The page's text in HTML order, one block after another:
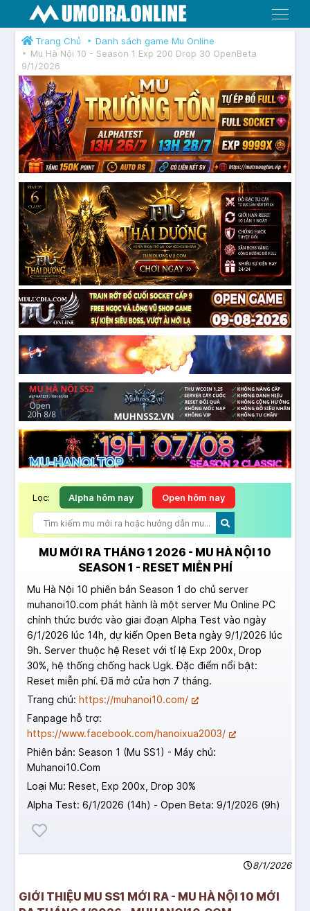
Menu
Trang Chủ
Danh sách game Mu Online
Mu Hà Nội 10 - Season 1 Exp 200 Drop 30 OpenBeta
9/1/2026
Lọc: Alpha hôm nay Open hôm nay
MU MỚI RA THÁNG 1 2026 - MU HÀ NỘI 10
SEASON 1 - RESET MIỄN PHÍ
Mu Hà Nội 10 phiên bản Season 1 do chủ server
muhanoi10.com phát hành là một server Mu Online PC
chính thức bước vào giai đoạn Alpha Test vào ngày
6/1/2026 lúc 14h, dự kiến Open Beta ngày 9/1/2026 lúc
9h. Server thuộc hệ Reset với tỉ lệ Exp 200x, Drop
30%, hệ thống chống hack Ugk. Đặc điểm nổi bật:
Reset miễn phí. Đã mở cửa hơn 7 tháng.
Trang chủ: https://muhanoi10.com/
Fanpage hỗ trợ:
https://www.facebook.com/hanoixua2003/
Phiên bản: Season 1 (Mu SS1) - Máy chủ:
Muhanoi10.Com
Loại Mu: Reset, Exp 200x, Drop 30%
Alpha Test: 6/1/2026 (14h) - Open Beta: 9/1/2026 (9h)
8/1/2026
GIỚI THIỆU MU SS1 MỚI RA - MU HÀ NỘI 10 MỚI